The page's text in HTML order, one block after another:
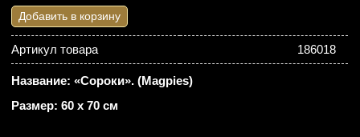
Добавить в корзину
Артикул товара 186018
Название: «Сороки». (Magpies)
Размер: 60 х 70 см